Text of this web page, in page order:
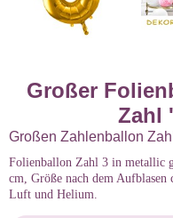
Großer
Zahl
Großen Zahlenballon
Folienballon Zahl 3 in metallic
cm, Größe nach dem
Luft und Helium.